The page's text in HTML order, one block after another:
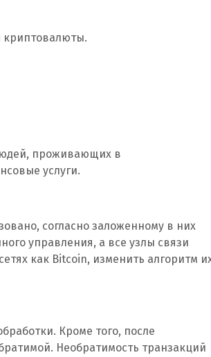
криптовалюты.
проживающих в
услуги.
согласно заложенному в них
управления, а все узлы связи
как Bitcoin, изменить алгоритм
Кроме того, после
Необратимость транзакций